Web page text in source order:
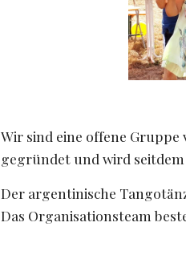
Wir sind eine offene Gruppe
gegründet und wird
Der argentinische
Das Organisationsteam